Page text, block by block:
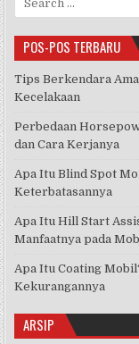
for:
POS-POS TERBARU
Tips Berkendara
Kecelakaan
Perbedaan
dan Cara Kerjanya
Apa Itu Blind Spot
Keterbatasannya
Apa Itu Hill Start
Manfaatnya pada
Apa Itu Coating
Kekurangannya
ARSIP